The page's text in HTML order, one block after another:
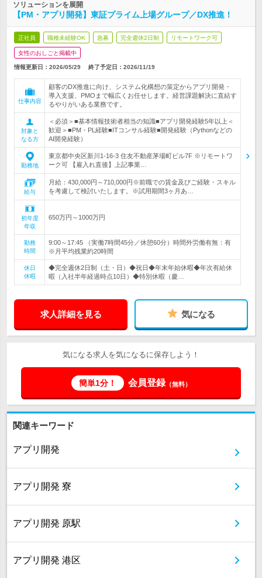
ソリューションを展開
【PM・アプリ開発】東証プライム上場グループ／DX推進！
正社員 職種未経験OK 急募 完全週休2日制 リモートワーク可
女性のおしごと掲載中
情報更新日：2026/05/29 終了予定日： 2026/11/19
仕事内容
顧客のDX推進に向け、システム化構想の策定からアプリ開発・
導入支援、PMOまで幅広くお任せします。経営課題解決に直結す
るやりがいある業務です。
対象と
なる方
＜必須＞■基本情報技術者相当の知識■アプリ開発経験5年以上＜
歓迎＞■PM・PL経験■ITコンサル経験■開発経験（Pythonなどの
AI開発経験）
勤務地
東京都中央区新川1-16-3 住友不動産茅場町ビル7F ※リモートワ
ーク可 【雇入れ直後】上記事業…
給与
月給：430,000円～710,000円※前職での賃金及びご経験・スキル
を考慮して検討いたします。※試用期間3ヶ月あ…
初年度
年収
650万円～1000万円
勤務
時間
9:00～17:45 （実働7時間45分／休憩60分）時間外労働有無：有
※月平均残業約20時間
休日
休暇
◆完全週休2日制（土・日）◆祝日◆年末年始休暇◆年次有給休
暇（入社半年経過時点10日）◆特別休暇（慶…
求人詳細を見る 気になる
気になる求人を気になるに保存しよう！
簡単1分！ 会員登録（無料）
関連キーワード
アプリ開発
アプリ開発 寮
アプリ開発 原駅
アプリ開発 港区